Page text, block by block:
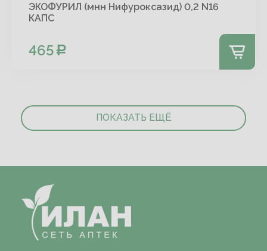
ЭКОФУРИЛ (мнн Нифуроксазид) 0,2 N16
КАПС
465
ПОКАЗАТЬ ЕЩЁ